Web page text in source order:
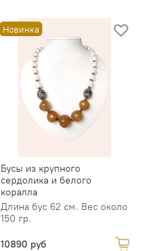
Новинка
Бусы из крупного
сердолика и белого
коралла
Длина бус 62 см. Вес около
150 гр.
10890 руб